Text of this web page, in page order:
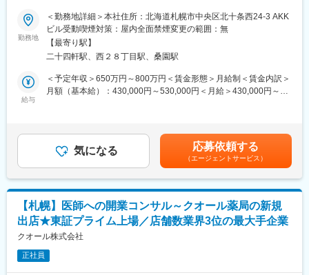
システム本部は59名が在籍、年齢も20代～50代まで幅広く活躍し
ています。
■キャリアパス
上流・企画寄りのキャリアへ広げることが可能です。実際に、PM
経験を経て企画的な役割へシフトしている社員もいます。組織自
残業は平均15時間程。リモートワークも柔軟に活用でき、フルリ
モートも相談可能です。産育休後復帰率約98％と定着率も高く、
長期的にキャリアを築けます。また、技術書籍の購入や研修参加
費等は費用負担する等、エンジニアをサポートする体制が整って
います。
医療という社会性の高い領域で、現場業務を変え、多くの人の生
活を支える影響力の大きな仕事です。「安定基盤の上でプロジェ
クトを動かしたい」「医療×ITで社会貢献したい」そんな想いをお
■概要
「なの花薬局」チェーンの運営・加盟登録している一般保険薬局
等の医療機関等に対し、医薬品調達から薬剤師研修までの保険薬
局運営支援サービスを提供する当社においてPM・PL業務をお任
せしていきます。
■業務内容
・直営店約450店舗の管理運用システム
・医薬品ネットワーク加盟店(約10,000店舗)のシステム運用・開
診療報酬を請求するために「レセプト（診療報酬明細書）」を作
成するコンピューターシステムのこと
■組織構成
システム本部は59名で構成されており、年齢も20代～50代まで幅
広く在籍しております。
勤務地
＜勤務地詳細＞本社住所：北海道札幌市中央区北十条西24-3 AKK
ビル受動喫煙対策：屋内全面禁煙変更の範囲：無
【最寄り駅】
二十四軒駅、西２８丁目駅、桑園駅
給与
＜予定年収＞650万円～800万円＜賃金形態＞月給制＜賃金内訳＞
月額（基本給）：430,000円～530,000円＜月給＞430,000円～
目安の金額であり、選考を通じて上下する可能性があります。月
給(月額)は固定手当を含めた表記です。
気になる 応募依頼する
（エージェントサービス）
【札幌】医師への開業コンサル～クオール薬局の新規
出店★東証プライム上場／店舗数業界3位の最大手企業
クオール株式会社
正社員